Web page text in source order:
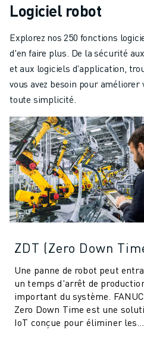
Logiciel robot
Explorez nos 250 fonctions
d'en faire plus. De la sécurité
et aux logiciels d'application,
vous avez besoin pour améliorer
toute simplicité.
ZDT (Zero Down
Une panne de robot peut
un temps d'arrêt de
important du système. FANUC
Zero Down Time est une
IoT conçue pour éliminer les